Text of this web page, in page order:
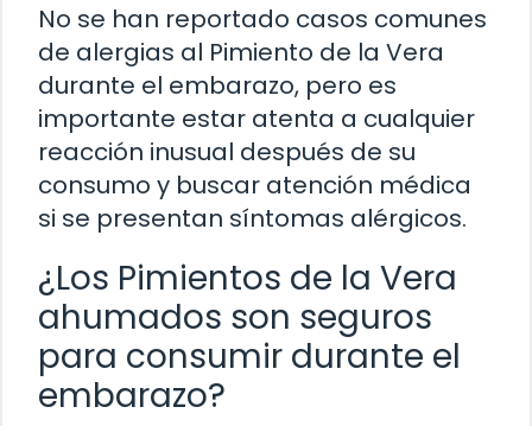
No se han reportado casos comunes
de alergias al Pimiento de la Vera
durante el embarazo, pero es
importante estar atenta a cualquier
reacción inusual después de su
consumo y buscar atención médica
si se presentan síntomas alérgicos.
¿Los Pimientos de la Vera
ahumados son seguros
para consumir durante el
embarazo?